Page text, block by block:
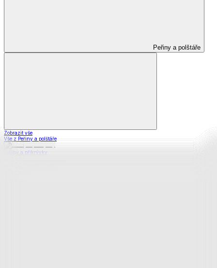
Peřiny a polštáře
Zobrazit vše
Vše z Peřiny a polštáře
Peřiny a přikrývky